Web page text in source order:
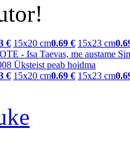
€ 15x20 cm0.69 € 15x23 cm
€ 15x20 cm0.69 € 15x23 cm